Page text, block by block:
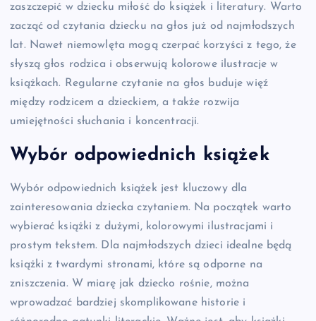
zaszczepić w dziecku miłość do książek i literatury. Warto
zacząć od czytania dziecku na głos już od najmłodszych
lat. Nawet niemowlęta mogą czerpać korzyści z tego, że
słyszą głos rodzica i obserwują kolorowe ilustracje w
książkach. Regularne czytanie na głos buduje więź
między rodzicem a dzieckiem, a także rozwija
umiejętności słuchania i koncentracji.
Wybór odpowiednich książek
Wybór odpowiednich książek jest kluczowy dla
zainteresowania dziecka czytaniem. Na początek warto
wybierać książki z dużymi, kolorowymi ilustracjami i
prostym tekstem. Dla najmłodszych dzieci idealne będą
książki z twardymi stronami, które są odporne na
zniszczenia. W miarę jak dziecko rośnie, można
wprowadzać bardziej skomplikowane historie i